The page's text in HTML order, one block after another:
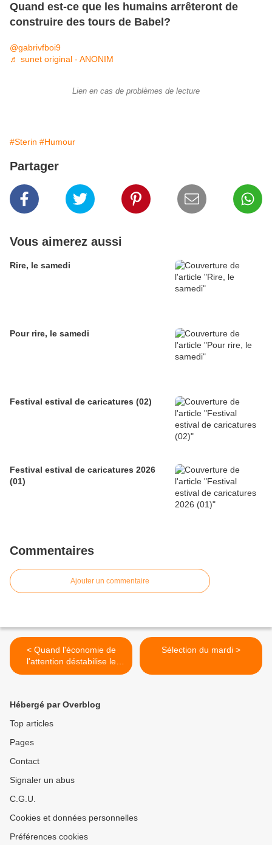
Quand est-ce que les humains arrêteront de
construire des tours de Babel?
@gabrivfboi9
♬ sunet original - ANONIM
Lien en cas de problèmes de lecture
#Sterin #Humour
Partager
Vous aimerez aussi
Rire, le samedi
Pour rire, le samedi
Festival estival de caricatures (02)
Festival estival de caricatures 2026
(01)
Commentaires
Ajouter un commentaire
< Quand l'économie de
l'attention déstabilise le
message chrétien
Sélection du mardi >
Hébergé par Overblog
Top articles
Pages
Contact
Signaler un abus
C.G.U.
Cookies et données personnelles
Préférences cookies